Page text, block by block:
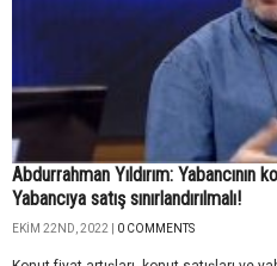
Abdurrahman Yıldırım:
Yabancıya satış sınırlandırılmalı!
EKIM 22ND, 2022 | 0 COMMENTS